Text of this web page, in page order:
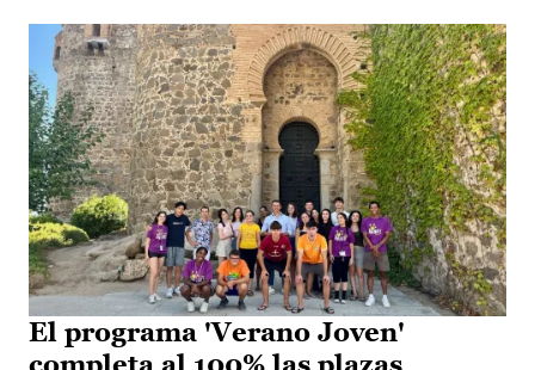
El programa 'Verano Joven'